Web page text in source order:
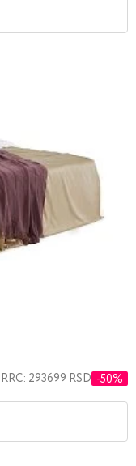
RRC: 293699 RSD -50%